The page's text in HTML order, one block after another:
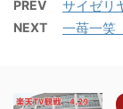
PREV サイゼリ
NEXT 一苺一笑